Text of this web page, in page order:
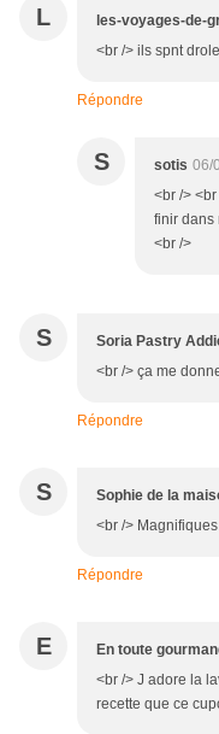
L les-voyages-de-
<br /> ils spnt
Répondre
S sotis 06/
<br />
finir dans
<br />
S Soria Pastry
<br /> ça me
Répondre
S Sophie de la
<br />
Répondre
E En toute
<br /> J adore la
recette que ce